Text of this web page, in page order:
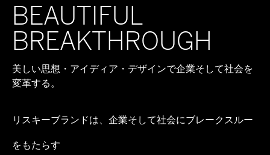
BEAUTIFUL
BREAKTHROUGH
美しい思想・アイディア・デザインで企業そして社会を
変革する。
リスキーブランドは、企業そして社会にブレークスルー
をもたらす